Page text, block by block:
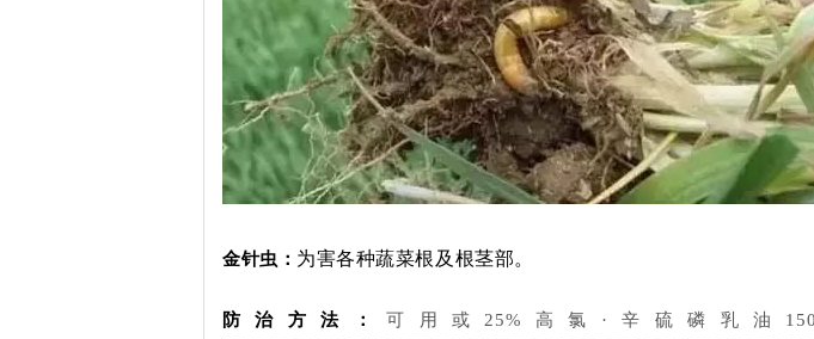
金针虫： 为害各种蔬菜根及根茎部。
防治方法：可用或25%高氯·辛硫磷乳油